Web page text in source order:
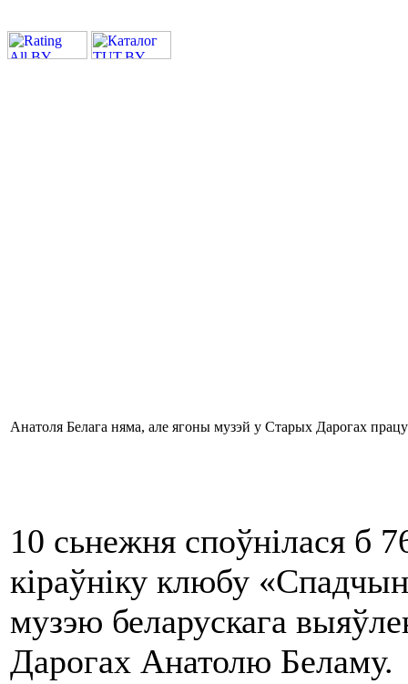
Анатоля Белага няма, але ягоны музэй у Старых Дарогах
10 сьнежня споўнілася б
кіраўніку клюбу
музэю беларускага
Дарогах Анатолю Беламу.